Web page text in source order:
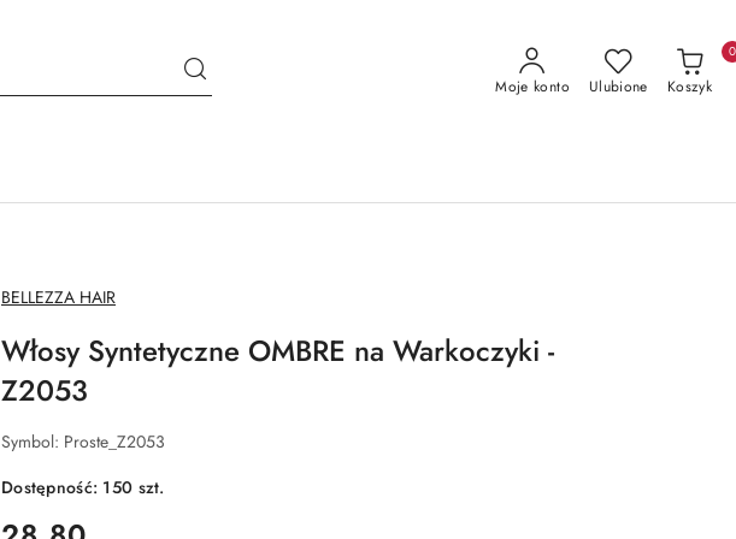
Moje konto Ulubione Koszyk
0
NAZWA
PRODUCENTA:
BELLEZZA HAIR
Włosy Syntetyczne OMBRE na Warkoczyki -
Z2053
Symbol: Proste_Z2053
Dostępność: 150 szt.